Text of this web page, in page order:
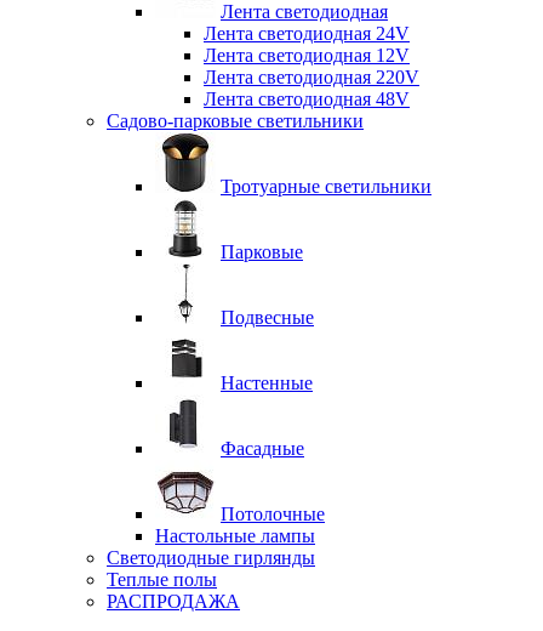
Лента светодиодная
Лента светодиодная 24V
Лента светодиодная 12V
Лента светодиодная 220V
Лента светодиодная 48V
Садово-парковые светильники
Тротуарные светильники
Парковые
Подвесные
Настенные
Фасадные
Потолочные
Настольные лампы
Светодиодные гирлянды
Теплые полы
РАСПРОДАЖА